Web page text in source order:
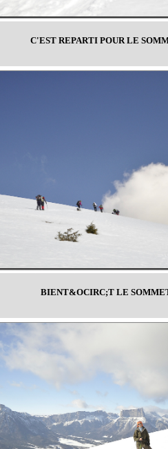
C'EST REPARTI POUR LE
BIENT&OCIRC;T LE